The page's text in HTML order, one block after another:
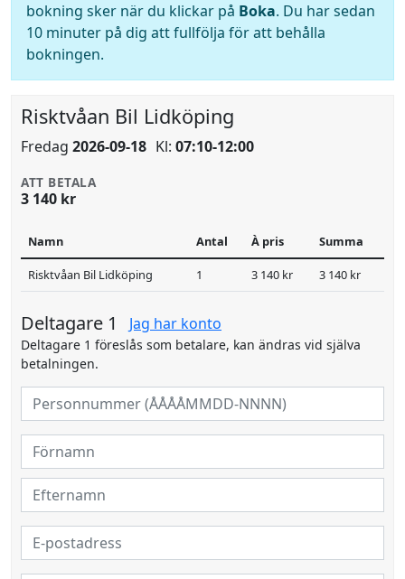
bokning sker när du klickar på Boka. Du har sedan
10 minuter på dig att fullfölja för att behålla
bokningen.
Risktvåan Bil Lidköping
Fredag 2026-09-18 Kl: 07:10-12:00
ATT BETALA
3 140 kr
Namn Antal À pris Summa
Risktvåan Bil Lidköping 1 3 140 kr 3 140 kr
Deltagare 1 Jag har konto
Deltagare 1 föreslås som betalare, kan ändras vid själva
betalningen.